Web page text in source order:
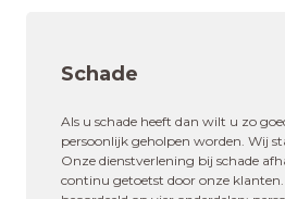
Schade
Als u schade heeft dan wilt u zo
persoonlijk geholpen worden. Wij
Onze dienstverlening bij schade
continu getoetst door onze